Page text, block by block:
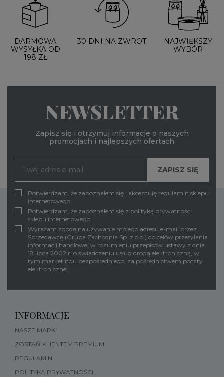
DARMOWA
WYSYŁKA OD
198 ZŁ
30 DNI NA ZWROT
NAJWIĘKSZY
WYBÓR
NEWSLETTER
Zapisz się i otrzymuj informacje o naszych
promocjach i najlepszych ofertach
Potwierdzam, że zapoznałem się i akceptuję regulamin sklepu
internetowego.
Potwierdzam, że zapoznałem się z polityką prywatności
sklepu internetowego
Wyrażam zgodę na używanie mojego adresu e-mail przez
Sprzedawcę (Grupa Zachodnia Sp. z o.o.) do celów przesyłania
informacji handlowej w rozumieniu przepisów ustawy z dnia
18 lipca 2002 r. o świadczeniu usług drogą elektroniczną, w
tym marketingu bezpośredniego, za pośrednictwem poczty
elektronicznej.
INFORMACJE
NASZE MARKI
ZOSTAŃ KLIENTEM PREMIUM
REGULAMIN
POLITYKA PRYWATNOŚCI